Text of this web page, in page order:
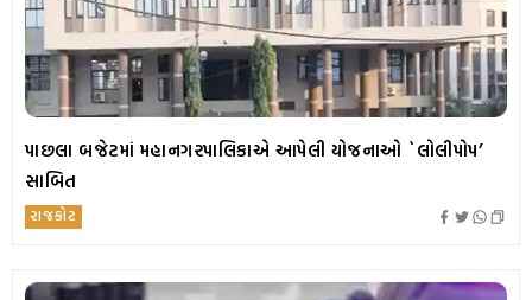
પાછલા બજેટમાં મહાનગરપાલિકાએ આપેલી યોજનાઓ `લોલીપોપ’
સાબિત
રાજકોટ